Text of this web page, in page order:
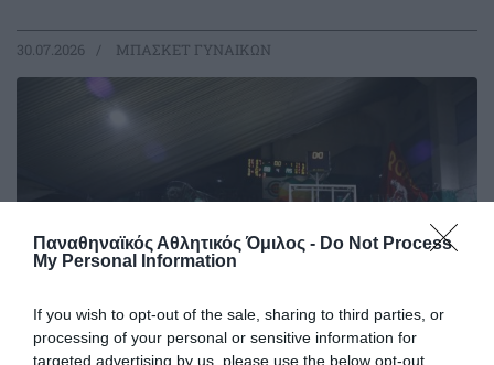
Παναθηναϊκός Αθλητικός Όμιλος - Do Not Process
My Personal Information
If you wish to opt-out of the sale, sharing to third parties, or
processing of your personal or sensitive information for
targeted advertising by us, please use the below opt-out
30.07.2026 ΜΠΑΣΚΕΤ ΓΥΝΑΙΚΩΝ